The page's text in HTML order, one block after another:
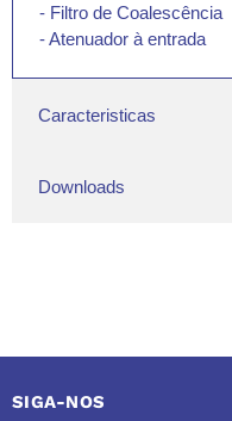
- Filtro de Coalescência
- Atenuador à entrada
Caracteristicas
Downloads
SIGA-NOS